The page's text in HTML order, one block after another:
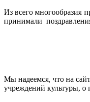
Из всего многообразия
принимали
Мы надеемся, что на
учреждений культуры, о